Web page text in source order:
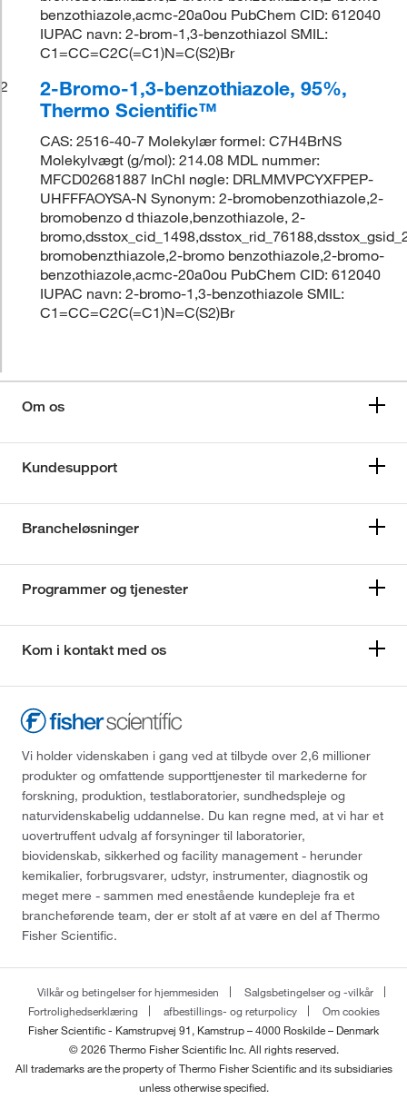
benzothiazole,acmc-20a0ou PubChem CID: 612040
IUPAC navn: 2-brom-1,3-benzothiazol SMIL:
C1=CC=C2C(=C1)N=C(S2)Br
2
2-Bromo-1,3-benzothiazole, 95%,
Thermo Scientific™
CAS: 2516-40-7 Molekylær formel: C7H4BrNS
Molekylvægt (g/mol): 214.08 MDL nummer:
MFCD02681887 InChI nøgle: DRLMMVPCYXFPEP-
UHFFFAOYSA-N Synonym: 2-bromobenzothiazole,2-
bromobenzo d thiazole,benzothiazole, 2-
bromobenzthiazole,2-bromo benzothiazole,2-bromo-
benzothiazole,acmc-20a0ou PubChem CID: 612040
IUPAC navn: 2-bromo-1,3-benzothiazole SMIL:
C1=CC=C2C(=C1)N=C(S2)Br
Om os
Kundesupport
Brancheløsninger
Programmer og tjenester
Kom i kontakt med os
Vi holder videnskaben i gang ved at tilbyde over 2,6 millioner
produkter og omfattende supporttjenester til markederne for
forskning, produktion, testlaboratorier, sundhedspleje og
naturvidenskabelig uddannelse. Du kan regne med, at vi har et
uovertruffent udvalg af forsyninger til laboratorier,
biovidenskab, sikkerhed og facility management - herunder
kemikalier, forbrugsvarer, udstyr, instrumenter, diagnostik og
meget mere - sammen med enestående kundepleje fra et
brancheførende team, der er stolt af at være en del af Thermo
Fisher Scientific.
Vilkår og betingelser for hjemmesiden
Salgsbetingelser og -vilkår
Fortrolighedserklæring
afbestillings- og returpolicy
Om cookies
Fisher Scientific - Kamstrupvej 91, Kamstrup – 4000 Roskilde – Denmark
© 2026 Thermo Fisher Scientific Inc. All rights reserved.
All trademarks are the property of Thermo Fisher Scientific and its subsidiaries
unless otherwise specified.